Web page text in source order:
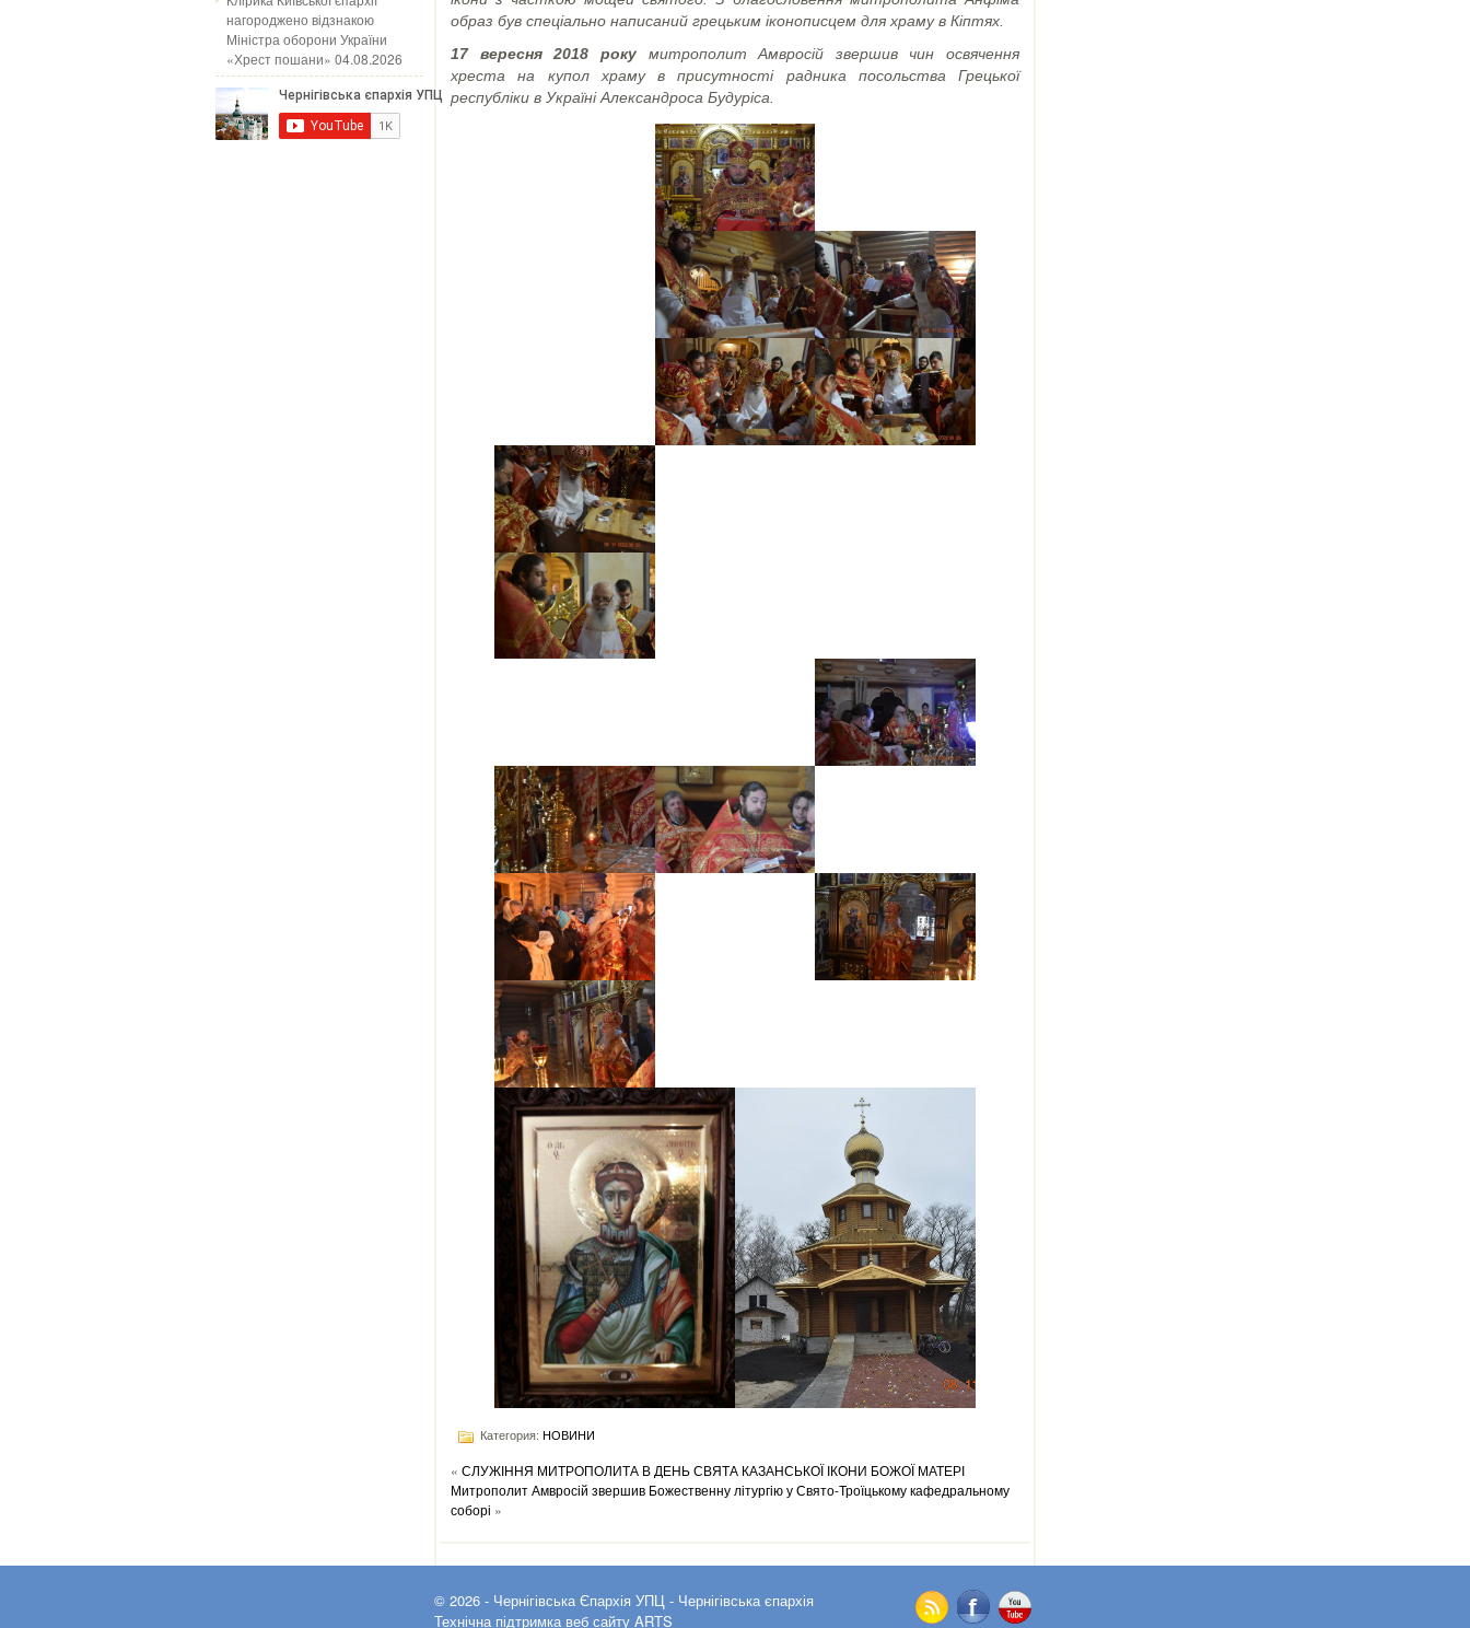
нагороджено відзнакою
Міністра оборони України
«Хрест пошани» 04.08.2026
образ був спеціально написаний грецьким іконописцем для храмув Кіптях.
17 вересня 2018 року митрополит Амвросій звершив чин освячення
хреста на купол храму в присутності радника посольства Грецької
республіки в Україні Александроса Будуріса.
Категория: НОВИНИ
« СЛУЖІННЯ МИТРОПОЛИТА В ДЕНЬ СВЯТА КАЗАНСЬКОЇ ІКОНИ БОЖОЇ МАТЕРІ
Митрополит Амвросій звершив Божественну літургію у Свято-Троїцькому кафедральному
соборі »
© 2026 - Чернігівська Єпархія УПЦ - Чернігівська єпархія
Технічна підтримка веб сайту ARTS